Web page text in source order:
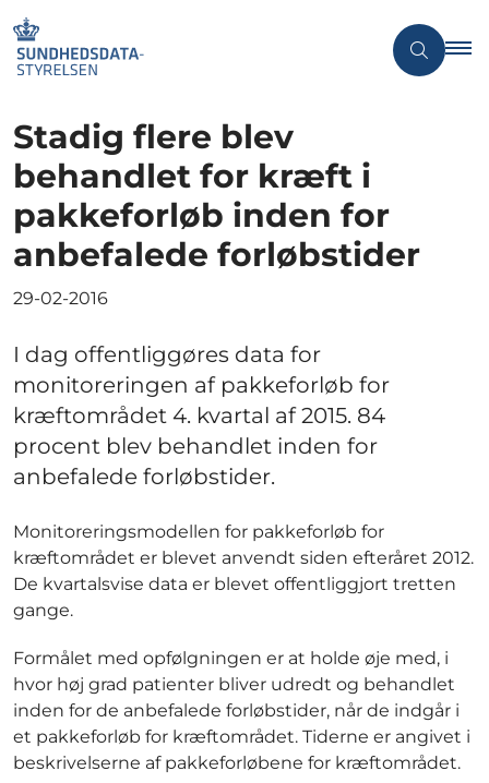
Stadig flere blev
behandlet for kræft i
pakkeforløb inden for
anbefalede forløbstider
29-02-2016
I dag offentliggøres data for
monitoreringen af pakkeforløb for
kræftområdet 4. kvartal af 2015. 84
procent blev behandlet inden for
anbefalede forløbstider.
Monitoreringsmodellen for pakkeforløb for
kræftområdet er blevet anvendt siden efteråret 2012.
De kvartalsvise data er blevet offentliggjort tretten
gange.
Formålet med opfølgningen er at holde øje med, i
hvor høj grad patienter bliver udredt og behandlet
inden for de anbefalede forløbstider, når de indgår i
et pakkeforløb for kræftområdet. Tiderne er angivet i
beskrivelserne af pakkeforløbene for kræftområdet.